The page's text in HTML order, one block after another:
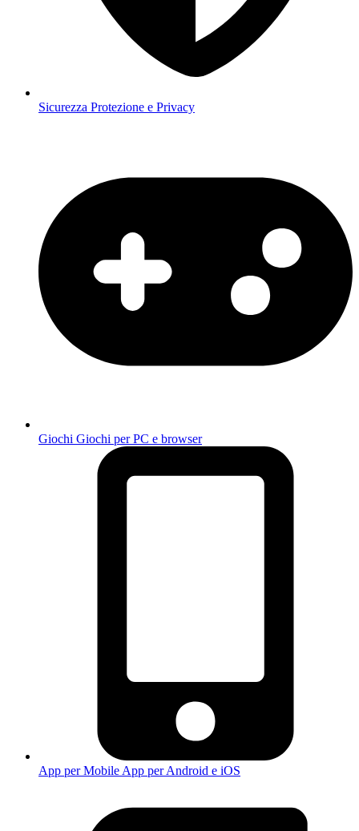
Sicurezza Protezione e Privacy
Giochi Giochi per PC e browser
App per Mobile App per Android e iOS